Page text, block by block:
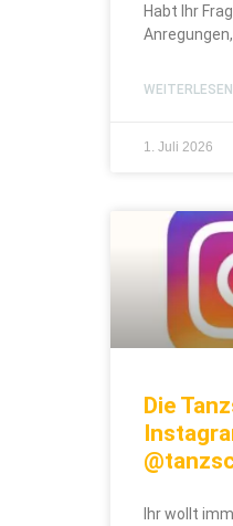
Habt Ihr
1. Juli 2026
Die
Ihr wollt